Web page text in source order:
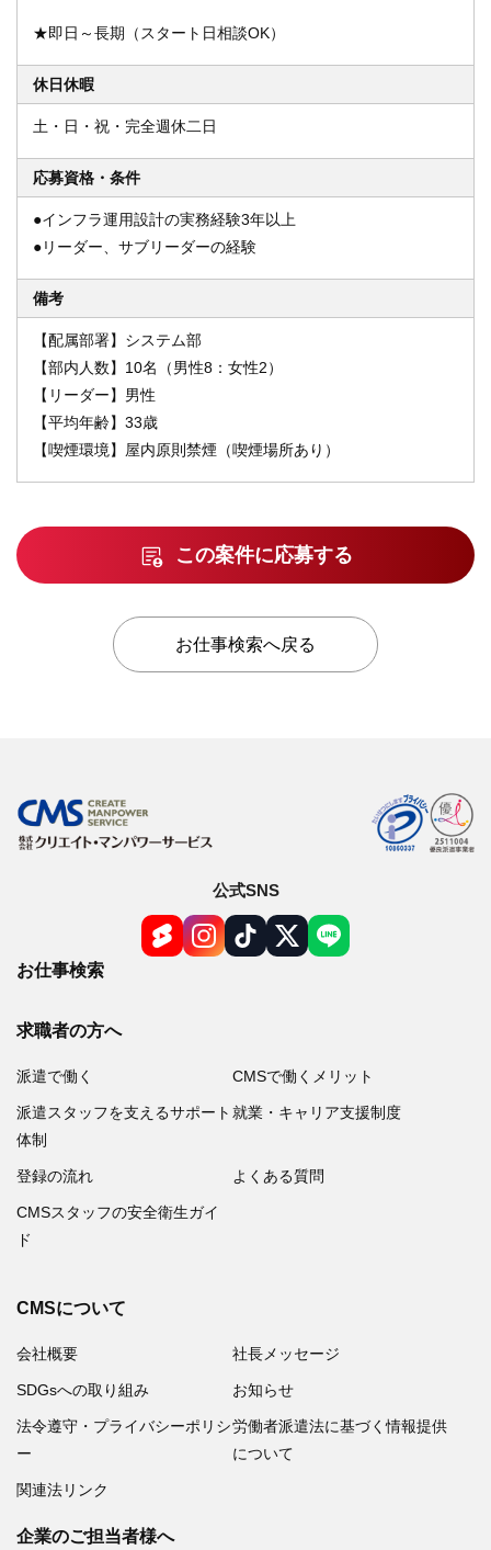
★即日～長期（スタート日相談OK）
休日休暇
土・日・祝・完全週休二日
応募資格・条件
●インフラ運用設計の実務経験3年以上
●リーダー、サブリーダーの経験
備考
【配属部署】システム部
【部内人数】10名（男性8：女性2）
【リーダー】男性
【平均年齢】33歳
【喫煙環境】屋内原則禁煙（喫煙場所あり）
この案件に応募する
お仕事検索へ戻る
公式SNS
お仕事検索
求職者の方へ
派遣で働く CMSで働くメリット
派遣スタッフを支えるサポート
体制
就業・キャリア支援制度
登録の流れ よくある質問
CMSスタッフの安全衛生ガイ
ド
CMSについて
会社概要 社長メッセージ
SDGsへの取り組み お知らせ
法令遵守・プライバシーポリシ
ー
労働者派遣法に基づく情報提供
について
関連法リンク
企業のご担当者様へ